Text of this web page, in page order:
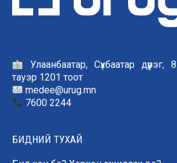
Улаанбаатар, Сүхбаатар
тауэр 1201 тоот
medee@urug.mn
7600 2244
БИДНИЙ ТУХАЙ